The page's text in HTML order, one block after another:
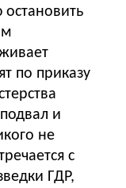
по приказу
и
не
с
ГДР,